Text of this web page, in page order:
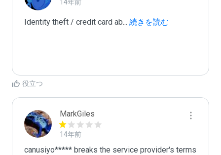
14年前
Identity theft / credit card ab... 続きを読む
役立つ
MarkGiles
14年前
canusiyo***** breaks the service provider's terms